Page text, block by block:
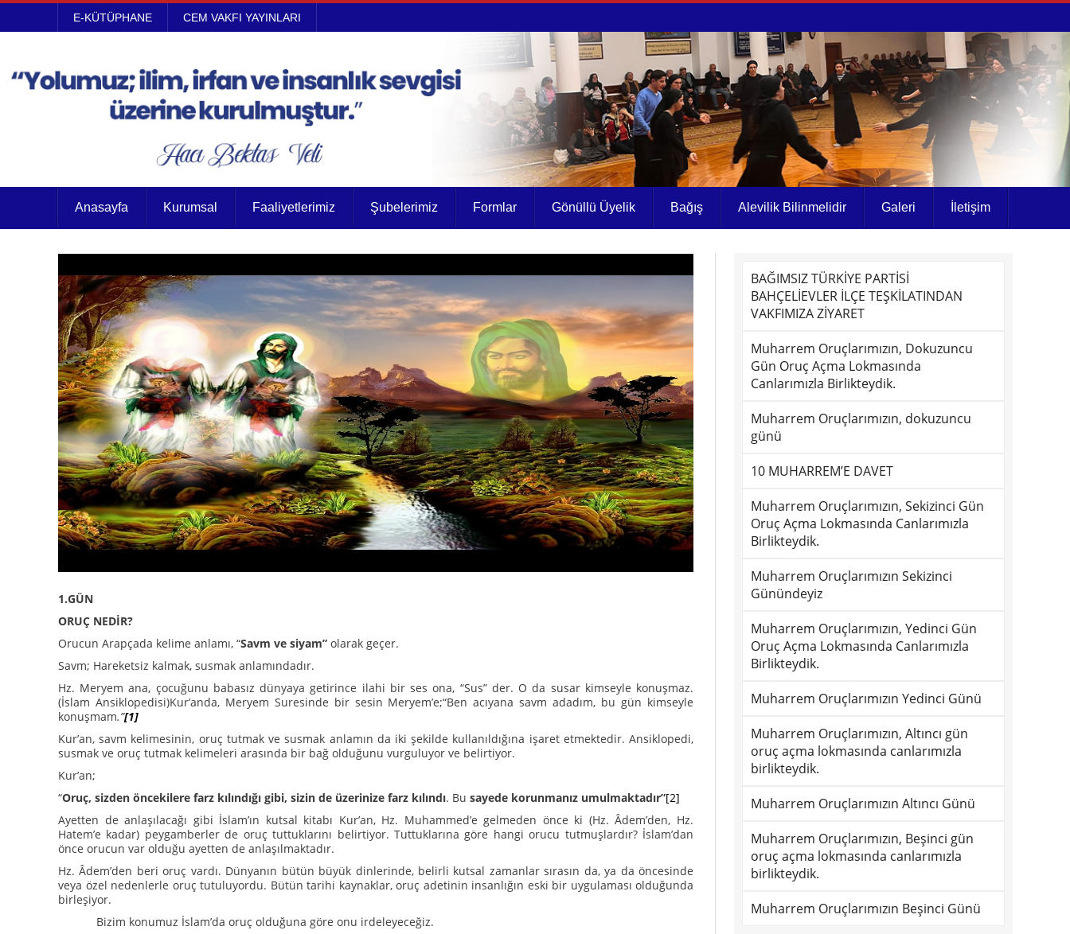
E-KÜTÜPHANE CEM VAKFI YAYINLARI
Anasayfa Kurumsal Faaliyetlerimiz Şubelerimiz Formlar Gönüllü Üyelik Bağış Alevilik Bilinmelidir Galeri İletişim
1.GÜN
ORUÇ NEDİR?
Orucun Arapçada kelime anlamı, “Savm ve siyam” olarak geçer.
Savm; Hareketsiz kalmak, susmak anlamındadır.
Hz. Meryem ana, çocuğunu babasız dünyaya getirince ilahi bir ses ona, “Sus” der. O da susar kimseyle konuşmaz.
(İslam Ansiklopedisi)Kur’anda, Meryem Suresinde bir sesin Meryem’e;“Ben acıyana savm adadım, bu gün kimseyle
konuşmam.”[1]
Kur’an, savm kelimesinin, oruç tutmak ve susmak anlamın da iki şekilde kullanıldığına işaret etmektedir. Ansiklopedi,
susmak ve oruç tutmak kelimeleri arasında bir bağ olduğunu vurguluyor ve belirtiyor.
Kur’an;
“Oruç, sizden öncekilere farz kılındığı gibi, sizin de üzerinize farz kılındı. Bu sayede korunmanız umulmaktadır”[2]
Ayetten de anlaşılacağı gibi İslam’ın kutsal kitabı Kur’an, Hz. Muhammed’e gelmeden önce ki (Hz. Âdem’den, Hz.
Hatem’e kadar) peygamberler de oruç tuttuklarını belirtiyor. Tuttuklarına göre hangi orucu tutmuşlardır? İslam’dan
önce orucun var olduğu ayetten de anlaşılmaktadır.
Hz. Âdem’den beri oruç vardı. Dünyanın bütün büyük dinlerinde, belirli kutsal zamanlar sırasın da, ya da öncesinde
veya özel nedenlerle oruç tutuluyordu. Bütün tarihi kaynaklar, oruç adetinin insanlığın eski bir uygulaması olduğunda
birleşiyor.
Bizim konumuz İslam’da oruç olduğuna göre onu irdeleyeceğiz.
BAĞIMSIZ TÜRKİYE PARTİSİ
BAHÇELİEVLER İLÇE TEŞKİLATINDAN
VAKFIMIZA ZİYARET
Muharrem Oruçlarımızın, Dokuzuncu
Gün Oruç Açma Lokmasında
Canlarımızla Birlikteydik.
Muharrem Oruçlarımızın, dokuzuncu
günü
10 MUHARREM’E DAVET
Muharrem Oruçlarımızın, Sekizinci Gün
Oruç Açma Lokmasında Canlarımızla
Birlikteydik.
Muharrem Oruçlarımızın Sekizinci
Günündeyiz
Muharrem Oruçlarımızın, Yedinci Gün
Oruç Açma Lokmasında Canlarımızla
Birlikteydik.
Muharrem Oruçlarımızın Yedinci Günü
Muharrem Oruçlarımızın, Altıncı gün
oruç açma lokmasında canlarımızla
birlikteydik.
Muharrem Oruçlarımızın Altıncı Günü
Muharrem Oruçlarımızın, Beşinci gün
oruç açma lokmasında canlarımızla
birlikteydik.
Muharrem Oruçlarımızın Beşinci Günü